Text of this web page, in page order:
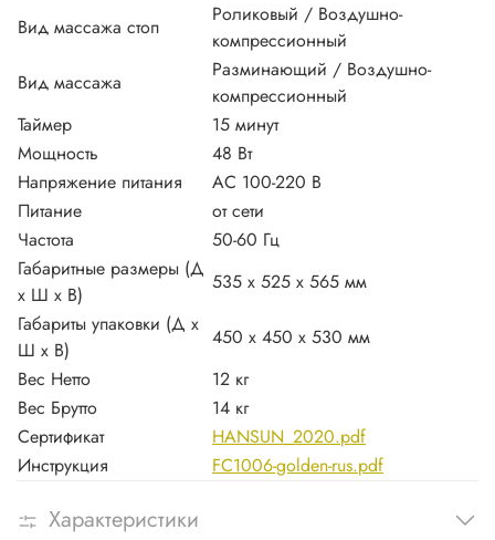
Вид массажа стоп
Роликовый / Воздушно-
компрессионный
Вид массажа
Разминающий / Воздушно-
компрессионный
Таймер
15 минут
Мощность
48 Вт
Напряжение питания
AC 100-220 В
Питание
от сети
Частота
50-60 Гц
Габаритные размеры (Д
х Ш х В)
535 х 525 х 565 мм
Габариты упаковки (Д х
Ш х В)
450 х 450 х 530 мм
Вес Нетто
12 кг
Вес Брутто
14 кг
Сертификат
HANSUN_2020.pdf
Инструкция
FC1006-golden-rus.pdf
Характеристики